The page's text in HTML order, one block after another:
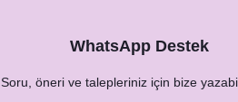
WhatsApp Destek
Soru, öneri ve talepleriniz için bize